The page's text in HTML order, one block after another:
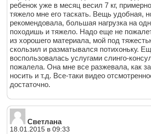
ребенок уже в месяц весил 7 кг,
тяжело мне его таскать. Вещь удобная,
рекомендовала, большая нагрузка на
походишь и тяжело. Надо еще не
из хорошего материала, мой под
скользил и разматывался потихоньку.
воспользовалась услугами слинго-
пожалела. Она мне все разжевала, как
носить и т.д. Все-таки видео
достаточно.
Светлана
18.01.2015 в 09:33